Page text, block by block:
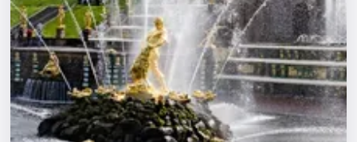
Площадки
Артисты
Рейтинги